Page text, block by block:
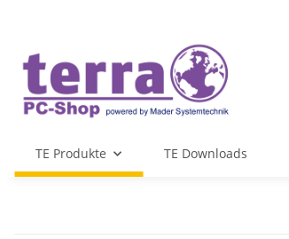
TE Produkte TE Downloads